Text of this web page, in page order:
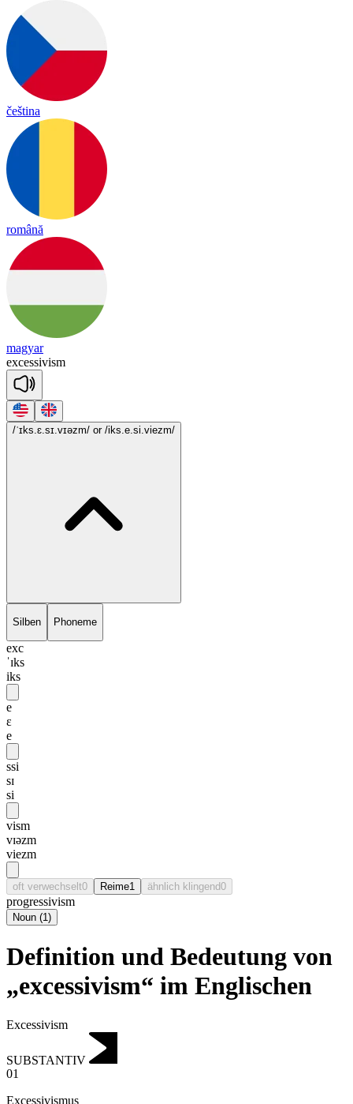
čeština
română
magyar
excessivism
/ˈɪks.ɛ.sɪ.vɪəzm/ or /iks.e.si.viezm/
Silben Phoneme
exc
ˈɪks
iks
e
ɛ
e
ssi
sɪ
si
vism
vɪəzm
viezm
oft verwechselt0 Reime1 ähnlich klingend0
progressivism
Noun (1)
Definition und Bedeutung von
„excessivism“ im Englischen
Excessivism
SUBSTANTIV
01
Excessivismus